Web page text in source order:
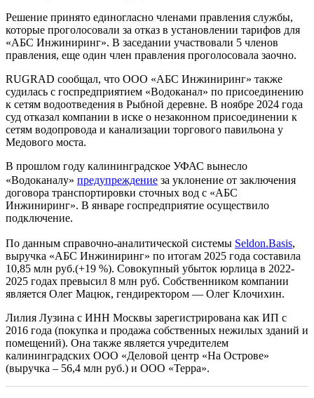
Решение принято единогласно членами правления службы,
которые проголосовали за отказ в установлении тарифов для
«АБС Инжиниринг». В заседании участвовали 5 членов
правления, еще один член правления проголосовала заочно.
RUGRAD сообщал, что ООО «АБС Инжиниринг» также
судилась с госпредприятием «Водоканал» по присоединению
к сетям водоотведения в Рыбной деревне. В ноябре 2024 года
суд отказал компании в иске о незаконном присоединении к
сетям водопровода и канализации торгового павильона у
Медового моста.
В прошлом году калининградское УФАС вынесло
«Водоканалу» предупреждение за уклонение от заключения
договора транспортировки сточных вод с «АБС
Инжиниринг». В январе госпредприятие осуществило
подключение.
По данным справочно-аналитической системы Seldon.Basis,
выручка «АБС Инжиниринг» по итогам 2025 года составила
10,85 млн руб.(+19 %). Совокупный убыток юрлица в 2022-
2025 годах превысил 8 млн руб. Собственником компании
является Олег Мацюк, гендиректором — Олег Клочихин.
Лилия Лузина с ИНН Москвы зарегистрирована как ИП с
2016 года (покупка и продажа собственных нежилых зданий и
помещений). Она также является учредителем
калининградских ООО «Деловой центр «На Острове»
(выручка – 56,4 млн руб.) и ООО «Терра».